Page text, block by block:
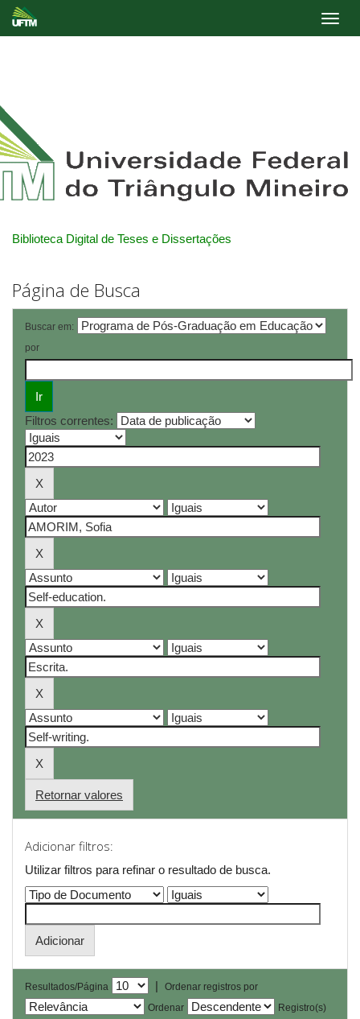
Biblioteca Digital de Teses e Dissertações
Página de Busca
Buscar em:
por
Filtros correntes:
Retornar valores
Adicionar filtros:
Utilizar filtros para refinar o resultado de busca.
Resultados/Página |
Ordenar registros por
Ordenar
Registro(s)